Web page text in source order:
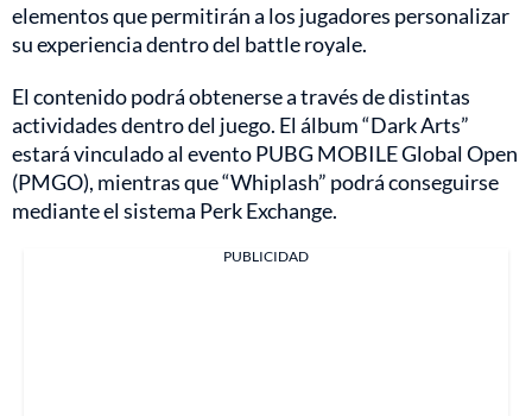
elementos que permitirán a los jugadores personalizar
su experiencia dentro del battle royale.
El contenido podrá obtenerse a través de distintas
actividades dentro del juego. El álbum “Dark Arts”
estará vinculado al evento PUBG MOBILE Global Open
(PMGO), mientras que “Whiplash” podrá conseguirse
mediante el sistema Perk Exchange.
PUBLICIDAD